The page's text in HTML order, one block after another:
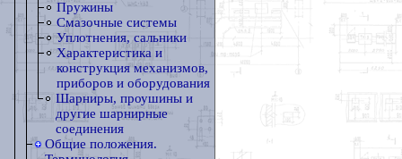
Пружины
Смазочные системы
Уплотнения, сальники
Характеристика и
конструкция механизмов,
приборов и оборудования
Шарниры, проушины и
другие шарнирные
соединения
Общие положения.